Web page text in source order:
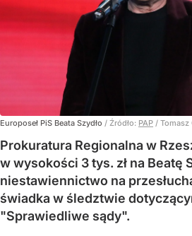
Europoseł PiS Beata Szydło / Źródło: PAP / Tomasz
Prokuratura Regionalna w
w wysokości 3 tys. zł na Beatę
niestawiennictwo na
świadka w śledztwie
"Sprawiedliwe sądy".